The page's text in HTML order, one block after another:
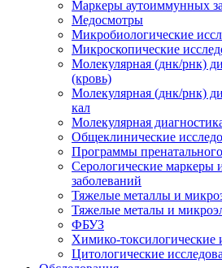
Маркеры аутоиммунных
Медосмотры
Микробиологические
Микроскопические
Молекулярная (днк/рнк)
(кровь)
Молекулярная (днк/рнк)
кал
Молекулярная
Общеклинические
Программы
Серологические
заболеваний
Тяжелые металлы и
Тяжелые металы и
ФБУЗ
Химико-токсилогические
Цитологические